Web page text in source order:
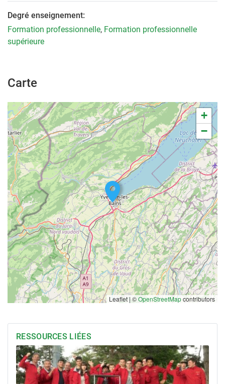
Degré enseignement:
Formation professionnelle, Formation professionnelle
supérieure
Carte
+
−
Leaflet | ©OpenStreetMapcontributors
RESSOURCES LIÉES